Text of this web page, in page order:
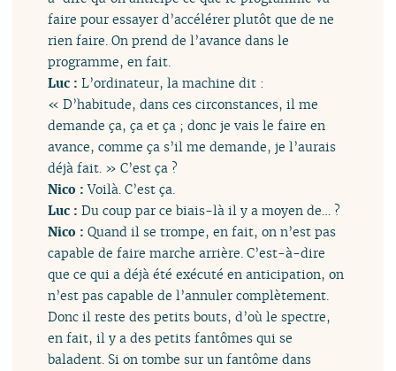
faire pour essayer d’accélérer plutôt que de ne
rien faire. On prend de l’avance dans le
programme, en fait.
Luc :L’ordinateur, la machine dit :
« D’habitude, dans ces circonstances, il me
demande ça, ça et ça ; donc je vais le faire en
avance, comme ça s’il me demande, je l’aurais
déjà fait. » C’est ça ?
Nico :Voilà. C’est ça.
Luc :Du coup par ce biais-là il y a moyen de… ?
Nico :Quand il se trompe, en fait, on n’est pas
capable de faire marche arrière. C’est-à-dire
que ce qui a déjà été exécuté en anticipation, on
n’est pas capable de l’annuler complètement.
Donc il reste des petits bouts, d’où le spectre,
en fait, il y a des petits fantômes qui se
baladent. Si on tombe sur un fantôme dans